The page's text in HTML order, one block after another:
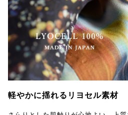
軽やかに揺れるリヨセル素材